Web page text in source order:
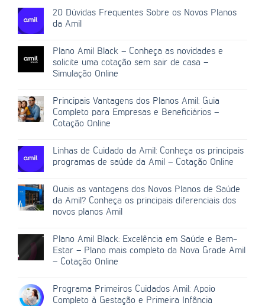
20 Dúvidas Frequentes Sobre os Novos Planos
da Amil
Plano Amil Black – Conheça as novidades e
solicite uma cotação sem sair de casa –
Simulação Online
Principais Vantagens dos Planos Amil: Guia
Completo para Empresas e Beneficiários –
Cotação Online
Linhas de Cuidado da Amil: Conheça os principais
programas de saúde da Amil – Cotação Online
Quais as vantagens dos Novos Planos de Saúde
da Amil? Conheça os principais diferenciais dos
novos planos Amil
Plano Amil Black: Excelência em Saúde e Bem-
Estar – Plano mais completo da Nova Grade Amil
– Cotação Online
Programa Primeiros Cuidados Amil: Apoio
Completo à Gestação e Primeira Infância